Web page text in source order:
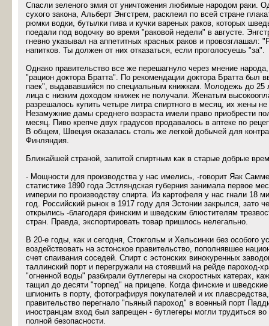
Спасли зеленого змия от уничтожения любимые народом раки.
сухого закона, Альберт Энгстрем, расклеил по всей стране
рюмки водки, бутылки пива и кучки вареных раков, которых
поедали под водочку во время "раковой недели" в августе.
гневно указывал на аппетитных красных раков и провозглашал:
напитков. Ты должен от них отказаться, если проголосуешь "за".
Однако правительство все же перешагнуло через мнение
"рацион доктора Братта". По рекомендации доктора Братта был
паек", выдававшийся по специальным книжкам. Молодежь до 25
лица с низким доходом книжек не получали. Женатым
разрешалось купить четыре литра спиртного в месяц, их жены
Незамужние дамы среднего возраста имели право приобрести
месяц. Пиво крепче двух градусов продавалось в аптеке по
В общем, Швеция оказалась столь же легкой добычей для
Финляндия.
Ближайшей страной, залитой спиртным как в старые добрые
- Мощности для производства у нас имелись, -говорит Яак
статистике 1890 года Эстляндская губерния занимала первое
империи по производству спирта. Из картофеля у нас гнали 18
год. Российский рынок в 1917 году для Эстонии закрылся, зато
открылись -благодаря финским и шведским блюстителям
стран. Правда, экспортировать товар пришлось нелегально.
В 20-е годы, как и сегодня, Стокгольм и Хельсинки без особого
воздействовать на эстонское правительство, пополнявшее
счет спаивания соседей. Спирт с эстонских винокуренных
таллинский порт и перегружали на стоявший на рейде пароход-
"огненной воды" разбирали бутлегеры на скоростных катерах,
тащил до десяти "торпед" на прицепе. Когда финские и
шпионить в порту, фотографируя покупателей и их
правительство перегнало "пьяный пароход" в военный порт
иностранцам вход был запрещен - бутлегеры могли трудиться
полной безопасности.